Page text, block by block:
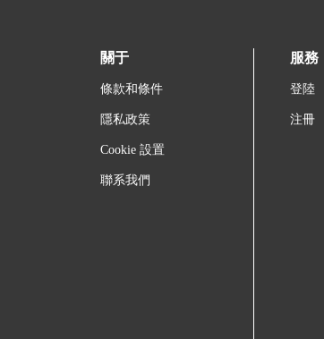
關于
條款和條件
隱私政策
Cookie 設置
聯系我們
服務
登陸
注冊